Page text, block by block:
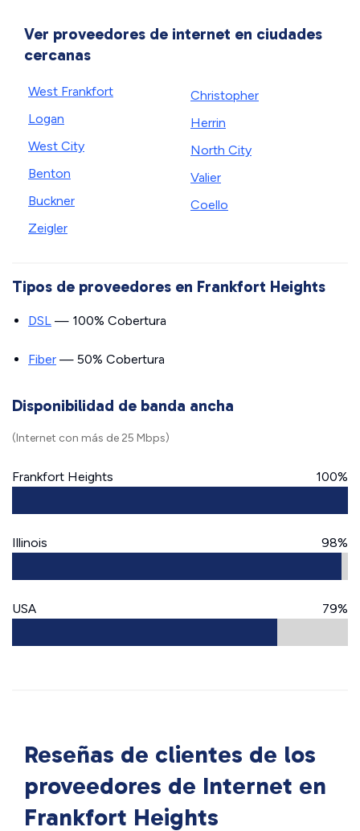
Ver proveedores de internet en ciudades
cercanas
West Frankfort
Logan
West City
Benton
Buckner
Zeigler
Christopher
Herrin
North City
Valier
Coello
Tipos de proveedores en Frankfort Heights
DSL — 100% Cobertura
Fiber — 50% Cobertura
Disponibilidad de banda ancha
(Internet con más de 25 Mbps)
Frankfort Heights 100%
Illinois 98%
USA 79%
Reseñas de clientes de los
proveedores de Internet en
Frankfort Heights